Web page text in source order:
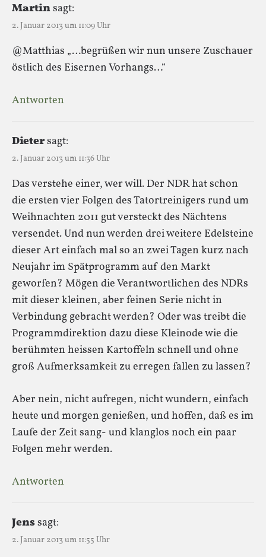
Martinsagt:
2. Januar 2013 um 11:09 Uhr
@Matthias „…begrüßen wir nun unsere Zuschauer
östlich des Eisernen Vorhangs…“
Antworten
Dietersagt:
2. Januar 2013 um 11:36 Uhr
Das verstehe einer, wer will. Der NDR hat schon
die ersten vier Folgen des Tatortreinigers rund um
Weihnachten 2011 gut versteckt des Nächtens
versendet. Und nun werden drei weitere Edelsteine
dieser Art einfach mal so an zwei Tagen kurz nach
Neujahr im Spätprogramm auf den Markt
geworfen? Mögen die Verantwortlichen des NDRs
mit dieser kleinen, aber feinen Serie nicht in
Verbindung gebracht werden? Oder was treibt die
Programmdirektion dazu diese Kleinode wie die
berühmten heissen Kartoffeln schnell und ohne
groß Aufmerksamkeit zu erregen fallen zu lassen?
Aber nein, nicht aufregen, nicht wundern, einfach
heute und morgen genießen, und hoffen, daß es im
Laufe der Zeit sang- und klanglos noch ein paar
Folgen mehr werden.
Antworten
Jenssagt:
2. Januar 2013 um 11:55 Uhr